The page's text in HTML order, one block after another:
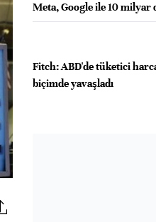
Meta, Google ile 10 milyar
Fitch: ABD'de tüketici
biçimde yavaşladı